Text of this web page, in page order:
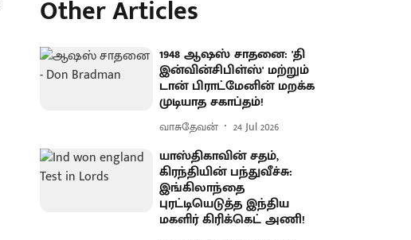
Other Articles
1948 ஆஷஸ் சாதனை: 'தி
இன்வின்சிபிள்ஸ்' மற்றும்
டான் பிராட்மேனின் மறக்க
முடியாத சகாப்தம்!
வாசுதேவன் 24 Jul 2026
யாஸ்திகாவின் சதம்,
கிரந்தியின் பந்துவீச்சு:
இங்கிலாந்தை
புரட்டியெடுத்த இந்திய
மகளிர் கிரிக்கெட் அணி!